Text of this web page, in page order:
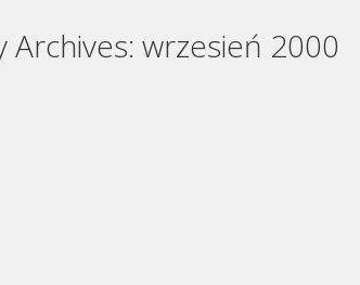
Archives: wrzesień 2000